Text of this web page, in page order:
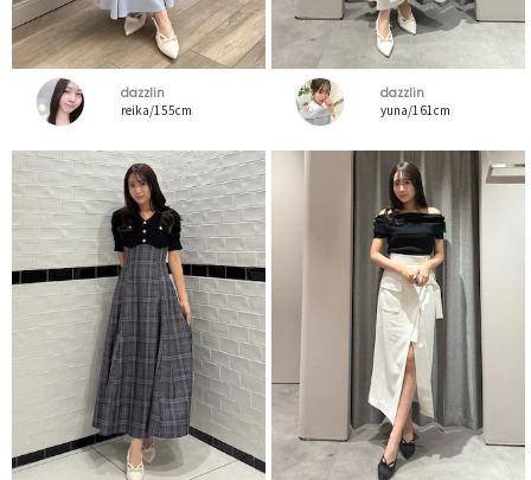
dazzlin
reika/155cm
dazzlin
yuna/161cm